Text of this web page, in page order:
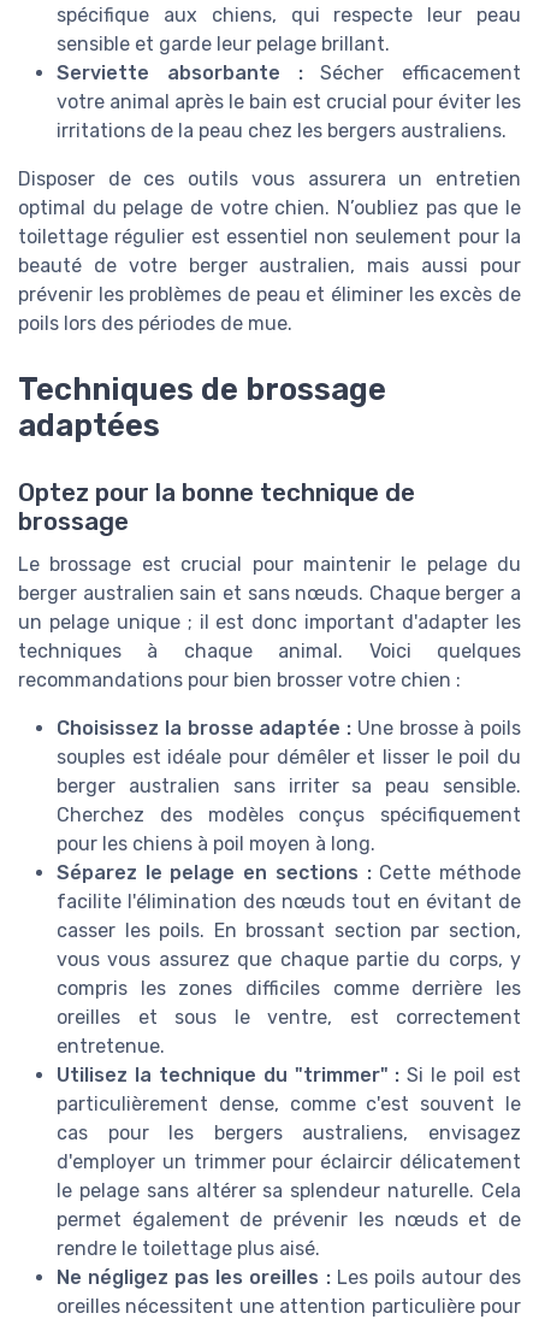
spécifique aux chiens, qui respecte leur peau
sensible et garde leur pelage brillant.
Serviette absorbante :Sécher efficacement
votre animal après le bain est crucial pour éviter les
irritations de la peau chez les bergers australiens.
Disposer de ces outils vous assurera un entretien
optimal du pelage de votre chien. N’oubliez pas que le
toilettage régulier est essentiel non seulement pour la
beauté de votre berger australien, mais aussi pour
prévenir les problèmes de peau et éliminer les excès de
poils lors des périodes de mue.
Techniques de brossage
adaptées
Optez pour la bonne technique de
brossage
Le brossage est crucial pour maintenir le pelage du
berger australien sain et sans nœuds. Chaque berger a
un pelage unique ; il est donc important d'adapter les
techniques à chaque animal. Voici quelques
recommandations pour bien brosser votre chien :
Choisissez la brosse adaptée : Une brosse à poils
souples est idéale pour démêler et lisser le poil du
berger australien sans irriter sa peau sensible.
Cherchez des modèles conçus spécifiquement
pour les chiens à poil moyen à long.
Séparez le pelage en sections :Cette méthode
facilite l'élimination des nœuds tout en évitant de
casser les poils. En brossant section par section,
vous vous assurez que chaque partie du corps, y
compris les zones difficiles comme derrière les
oreilles et sous le ventre, est correctement
entretenue.
Utilisez la technique du "trimmer" : Si le poil est
particulièrement dense, comme c'est souvent le
cas pour les bergers australiens, envisagez
d'employer un trimmer pour éclaircir délicatement
le pelage sans altérer sa splendeur naturelle. Cela
permet également de prévenir les nœuds et de
rendre le toilettage plus aisé.
Ne négligez pas les oreilles :Les poils autour des
oreilles nécessitent une attention particulière pour